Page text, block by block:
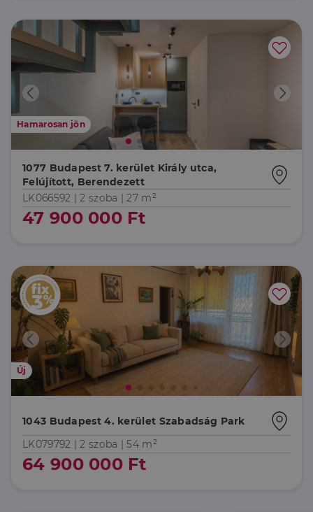
Hamarosan jön
1077 Budapest 7. kerület Király utca,
Felújított, Berendezett
LK066592 |2 szoba | 27 m²
47 900 000 Ft
Új
1043 Budapest 4. kerület Szabadság Park
LK079792 |2 szoba | 54 m²
64 900 000 Ft